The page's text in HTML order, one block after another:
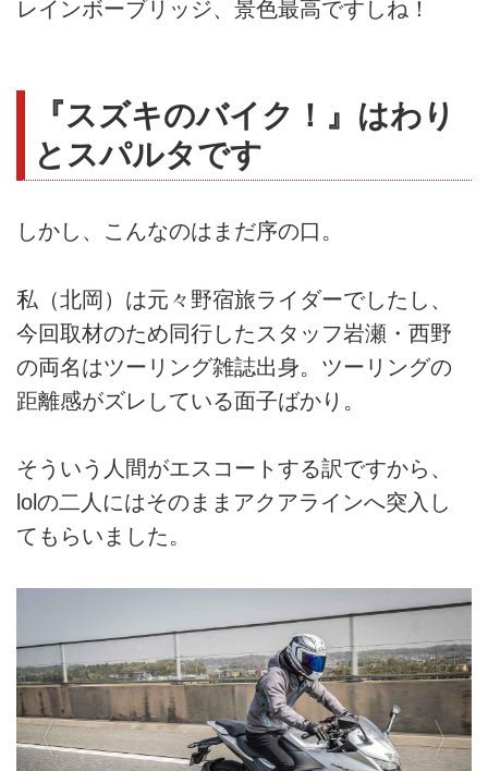
レインボーブリッジ、景色最高ですしね！
『スズキのバイク！』はわり
とスパルタです
しかし、こんなのはまだ序の口。
私（北岡）は元々野宿旅ライダーでしたし、
今回取材のため同行したスタッフ岩瀬・西野
の両名はツーリング雑誌出身。ツーリングの
距離感がズレしている面子ばかり。
そういう人間がエスコートする訳ですから、
lolの二人にはそのままアクアラインへ突入し
てもらいました。